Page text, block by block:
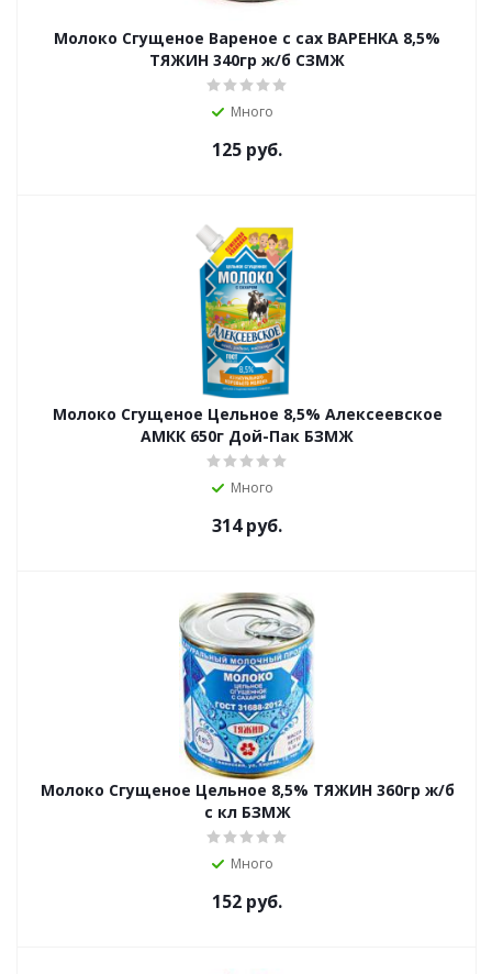
Молоко Сгущеное Вареное с сах ВАРЕНКА 8,5%
ТЯЖИН 340гр ж/б СЗМЖ
Много
125 руб.
Молоко Сгущеное Цельное 8,5% Алексеевское
АМКК 650г Дой-Пак БЗМЖ
Много
314руб.
Молоко Сгущеное Цельное 8,5% ТЯЖИН 360гр ж/б
с кл БЗМЖ
Много
152 руб.